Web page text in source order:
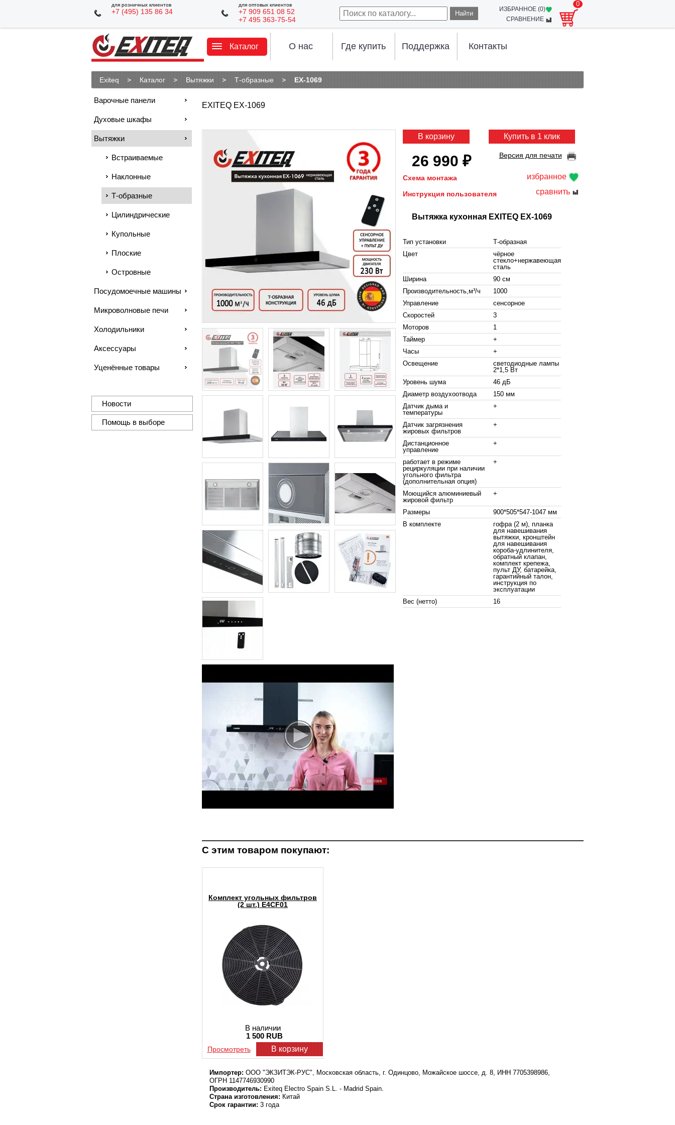
для розничных клиентов
+7 (495) 135 86 34
для оптовых клиентов
+7 909 651 08 52
+7 495 363-75-54
Найти
ИЗБРАННОЕ (0)
СРАВНЕНИЕ
0
Каталог О нас Где купить Поддержка Контакты
Exiteq Каталог Вытяжки Т-образные EX-1069
Варочные панели
Духовые шкафы
Вытяжки
Встраиваемые
Наклонные
Т-образные
Цилиндрические
Купольные
Плоские
Островные
Посудомоечные машины
Микроволновые печи
Холодильники
Аксессуары
Уценённые товары
Новости
Помощь в выборе
EXITEQ EX-1069
избранное
сравнить
В корзину
26 990 ₽
Купить в 1 клик
Версия для печати
Схема монтажа
Инструкция пользователя
Вытяжка кухонная EXITEQ EX-1069
Тип установки
Т-образная
Цвет
чёрное
стекло+нержавеющая
сталь
Ширина
90 см
Производительность,м³/ч
1000
Управление
сенсорное
Скоростей
3
Моторов
1
Таймер
+
Часы
+
Освещение
светодиодные лампы
2*1,5 Вт
Уровень шума
46 дБ
Диаметр воздухоотвода
150 мм
Датчик дыма и
температуры
+
Датчик загрязнения
жировых фильтров
+
Дистанционное
управление
+
работает в режиме
рециркуляции при наличии
угольного фильтра
(дополнительная опция)
+
Моющийся алюминиевый
жировой фильтр
+
Размеры
900*505*547-1047 мм
В комплекте
гофра (2 м), планка
для навешивания
вытяжки, кронштейн
для навешивания
короба-удлинителя,
обратный клапан,
комплект крепежа,
пульт ДУ, батарейка,
гарантийный талон,
инструкция по
эксплуатации
Вес (нетто)
16
С этим товаром покупают:
Комплект угольных фильтров
(2 шт.) E4CF01
В наличии
1 500 RUB
Просмотреть В корзину
Импортер: ООО "ЭКЗИТЭК-РУС", Московская область, г. Одинцово, Можайское шоссе, д. 8, ИНН 7705398986,
ОГРН 1147746930990
Производитель: Exiteq Electro Spain S.L. - Madrid Spain.
Страна изготовления: Китай
Срок гарантии: 3 года